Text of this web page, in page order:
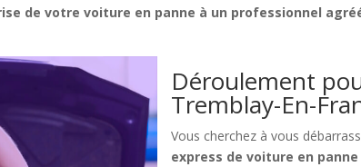
de votre voiture en panne à un professionnel
Déroulement
Tremblay-En-
Vous cherchez à vous
express de voiture en